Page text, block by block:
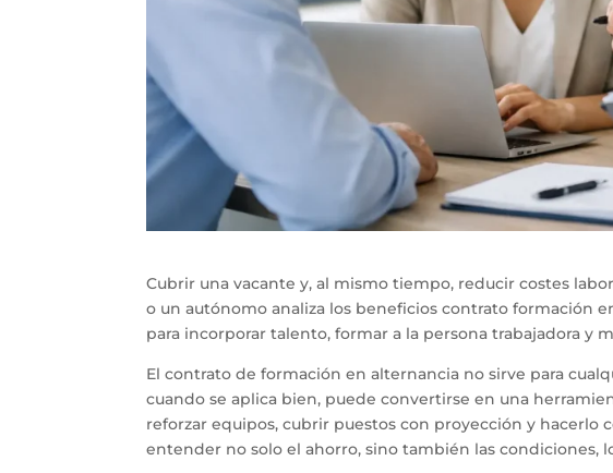
Cubrir una vacante y, al mismo tiempo, reducir costes
o un autónomo analiza los beneficios contrato formación
para incorporar talento, formar a la persona trabajadora y
El contrato de formación en alternancia no sirve para
cuando se aplica bien, puede convertirse en una
reforzar equipos, cubrir puestos con proyección y hacerlo
entender no solo el ahorro, sino también las condiciones,